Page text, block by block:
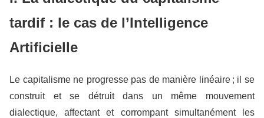
tardif : le cas de l’Intelligence
Artificielle
Le capitalisme ne progresse pas de manière linéaire ; il se
construit et se détruit dans un même mouvement
dialectique, affectant et corrompant simultanément les